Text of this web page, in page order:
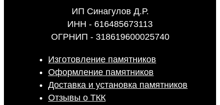
ИП Синагулов Д.Р.
ИНН - 616485673113
ОГРНИП - 318619600025740
Изготовление памятников
Оформление памятников
Доставка и установка памятников
Отзывы о ТКК